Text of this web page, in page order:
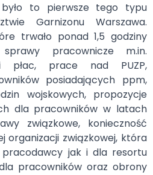
to pierwsze tego typu
Garnizonu Warszawa.
trwało ponad 1,5 godziny
pracownicze m.in.
płac, prace nad PUZP,
posiadających ppm,
wojskowych, propozycje
dla pracowników w latach
związkowe, konieczność
organizacji związkowej, która
jak i dla resortu
pracowników oraz obrony